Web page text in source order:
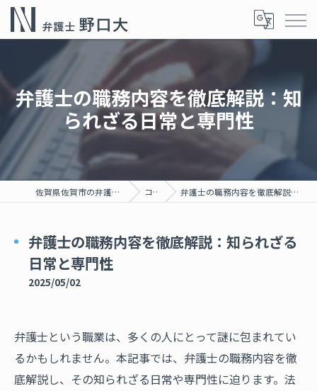
弁護士の職務内容を徹底解説：知
られざる日常と専門性
佐賀県佐賀市の弁護士なら弁護士野口大 コラム 弁護士の職務内容を徹底解説：知られざる日常と専門性
弁護士の職務内容を徹底解説：知られざる
日常と専門性
2025/05/02
弁護士という職業は、多くの人にとって謎に包まれてい
るかもしれません。本記事では、弁護士の職務内容を徹
底解説し、その知られざる日常や専門性に迫ります。法